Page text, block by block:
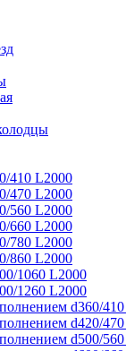
410 L2000
470 L2000
560 L2000
660 L2000
780 L2000
860 L2000
1060 L2000
1260 L2000
d360/
d420/
d500/